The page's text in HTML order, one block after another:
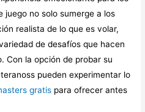
juego no solo sumerge a los
realista de lo que es volar,
de desafíos que hacen
Con la opción de probar su
pueden experimentar lo
gratis para ofrecer antes